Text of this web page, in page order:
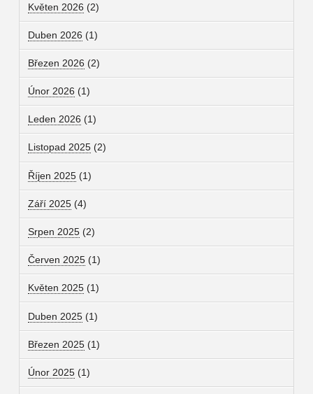
Květen 2026 (2)
Duben 2026 (1)
Březen 2026 (2)
Únor 2026 (1)
Leden 2026 (1)
Listopad 2025(2)
Říjen 2025(1)
Září 2025(4)
Srpen 2025(2)
Červen 2025(1)
Květen 2025(1)
Duben 2025(1)
Březen 2025(1)
Únor 2025(1)